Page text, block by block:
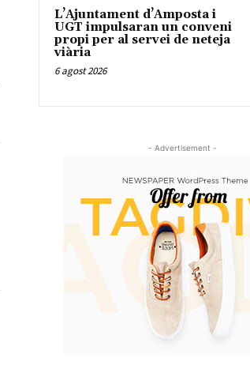
L’Ajuntament d’Amposta i
UGT impulsaran un conveni
propi per al servei de neteja
viària
6 agost 2026
- Advertisement -